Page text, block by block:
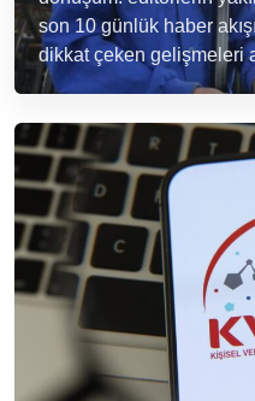
son 10 günlük haber
dikkat çeken gelişmeleri